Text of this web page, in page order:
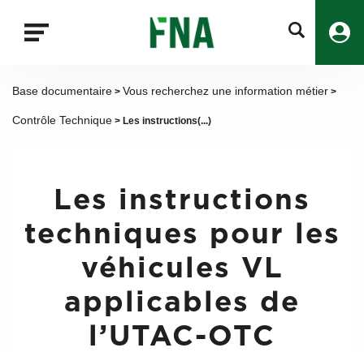
recherche
Base documentaire > Vous recherchez une information métier >
Contrôle Technique > Les instructions(...)
Les instructions
techniques pour les
véhicules VL
applicables de
l’UTAC-OTC